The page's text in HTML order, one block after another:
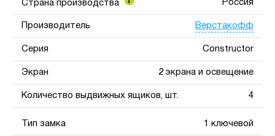
Страна производства Россия
Производитель Верстакофф
Серия Constructor
Экран 2 экрана и освещение
Количество выдвижных ящиков, шт. 4
Тип замка 1 ключевой